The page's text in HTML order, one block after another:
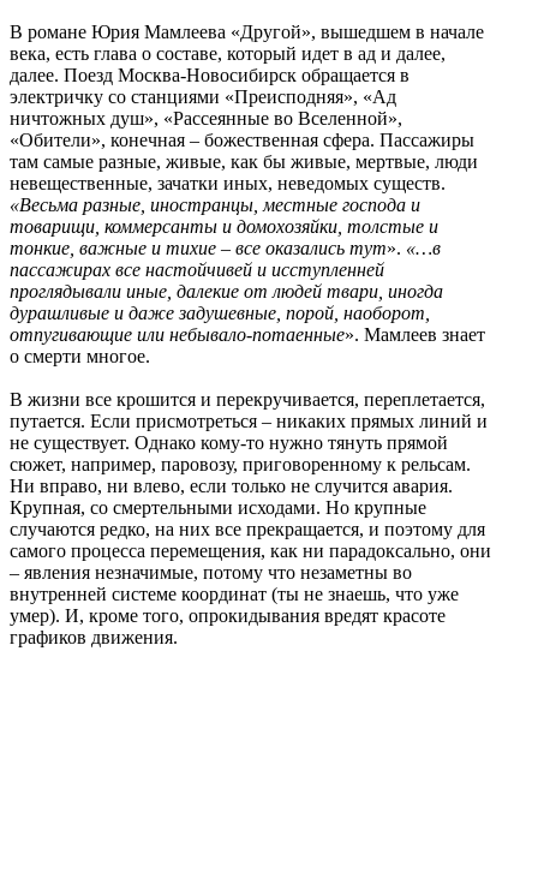
В романе Юрия Мамлеева «Другой», вышедшем в начале
века, есть глава о составе, который идет в ад и далее,
далее. Поезд Москва-Новосибирск обращается в
электричку со станциями «Преисподняя», «Ад
ничтожных душ», «Рассеянные во Вселенной»,
«Обители», конечная – божественная сфера. Пассажиры
там самые разные, живые, как бы живые, мертвые, люди
невещественные, зачатки иных, неведомых существ.
«Весьма разные, иностранцы, местные господа и
товарищи, коммерсанты и домохозяйки, толстые и
тонкие, важные и тихие – все оказались тут». «…в
пассажирах все настойчивей и исступленней
проглядывали иные, далекие от людей твари, иногда
дурашливые и даже задушевные, порой, наоборот,
отпугивающие или небывало-потаенные». Мамлеев знает
о смерти многое.
В жизни все крошится и перекручивается, переплетается,
путается. Если присмотреться – никаких прямых линий и
не существует. Однако кому-то нужно тянуть прямой
сюжет, например, паровозу, приговоренному к рельсам.
Ни вправо, ни влево, если только не случится авария.
Крупная, со смертельными исходами. Но крупные
случаются редко, на них все прекращается, и поэтому для
самого процесса перемещения, как ни парадоксально, они
– явления незначимые, потому что незаметны во
внутренней системе координат (ты не знаешь, что уже
умер). И, кроме того, опрокидывания вредят красоте
графиков движения.